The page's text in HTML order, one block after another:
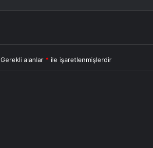
Gerekli alanlar * ile işaretlenmişlerdir